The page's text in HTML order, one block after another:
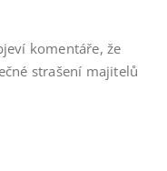
komentáře, že
strašení majitelů